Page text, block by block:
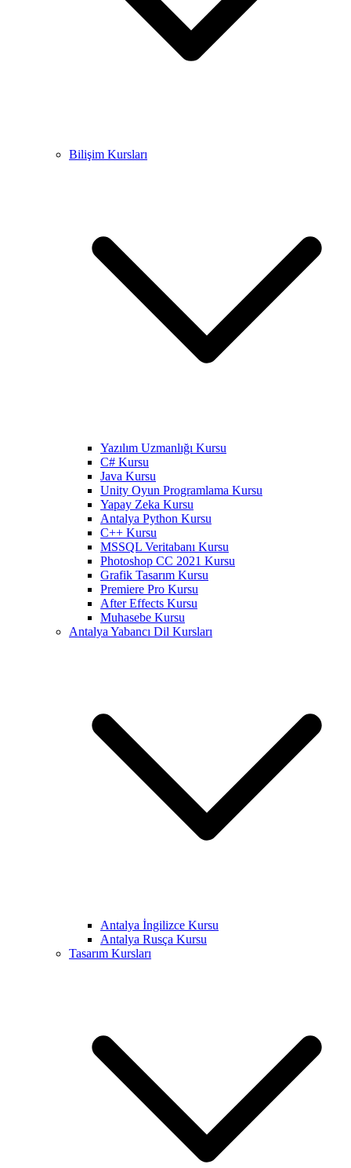
Bilişim Kursları
Yazılım Uzmanlığı Kursu
C# Kursu
Java Kursu
Unity Oyun Programlama Kursu
Yapay Zeka Kursu
Antalya Python Kursu
C++ Kursu
MSSQL Veritabanı Kursu
Photoshop CC 2021 Kursu
Grafik Tasarım Kursu
Premiere Pro Kursu
After Effects Kursu
Muhasebe Kursu
Antalya Yabancı Dil Kursları
Antalya İngilizce Kursu
Antalya Rusça Kursu
Tasarım Kursları